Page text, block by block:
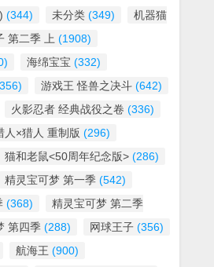
(344) 未分类 (349)
机器猫
第二季 上 (1908)
海绵宝宝 (332)
游戏王 怪兽之决斗 (642)
火影忍者 经典战役之卷 (336)
人×猎人 重制版 (296)
猫和老鼠<50周年纪念版> (286)
精灵宝可梦 第一季 (542)
(368)
精灵宝可梦 第二季
第四季 (288) 网球王子 (356)
航海王 (900)